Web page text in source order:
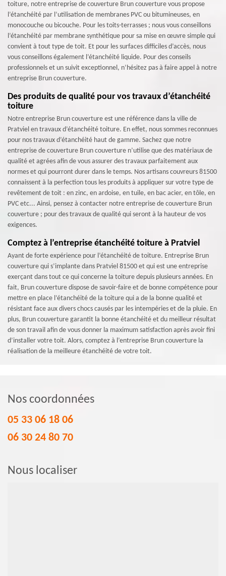
toiture, notre entreprise de couverture Brun couverture vous propose
l’étanchéité par l’utilisation de membranes PVC ou bitumineuses, en
monocouche ou bicouche. Pour les toits-terrasses ; nous vous conseillons
l’étanchéité par membrane synthétique pour sa mise en œuvre simple qui
convient à tout type de toit. Et pour les surfaces difficiles d’accès, nous
vous conseillons également l’étanchéité liquide. Pour des conseils
professionnels et un suivit exceptionnel, n’hésitez pas à faire appel à notre
entreprise Brun couverture.
Des produits de qualité pour vos travaux d’étanchéité
toiture
Notre entreprise Brun couverture est une référence dans la ville de
Pratviel en travaux d’étanchéité toiture. En effet, nous sommes reconnues
pour nos travaux d’étanchéité haut de gamme. Sachez que notre
entreprise de couverture Brun couverture n’utilise que des matériaux de
qualité et agrées afin de vous assurer des travaux parfaitement aux
normes et qui pourront durer dans le temps. Nos artisans couvreurs 81500
connaissent à la perfection tous les produits à appliquer sur votre type de
revêtement de toit : en zinc, en ardoise, en tuile, en bac acier, en tôle, en
PVC etc... Ainsi, pensez à contacter notre entreprise de couverture Brun
couverture ; pour des travaux de qualité qui seront à la hauteur de vos
exigences.
Comptez à l’entreprise étanchéité toiture à Pratviel
Ayant de forte expérience pour l’étanchéité de toiture. Entreprise Brun
couverture qui s’implante dans Pratviel 81500 et qui est une entreprise
exerçant dans tout ce qui concerne la toiture depuis plusieurs années. En
fait, Brun couverture dispose de savoir-faire et de bonne compétence pour
mettre en place l’étanchéité de la toiture qui a de la bonne qualité et
résistant face aux divers chocs causés par les intempéries et de la pluie. En
plus, Brun couverture garantit la bonne étanchéité et du meilleur résultat
de son travail afin de vous donner la maximum satisfaction après avoir fini
d’installer votre toit. Alors, comptez à l’entreprise Brun couverture la
réalisation de la meilleure étanchéité de votre toit.
Nos coordonnées
05 33 06 18 06
06 30 24 80 70
Nous localiser